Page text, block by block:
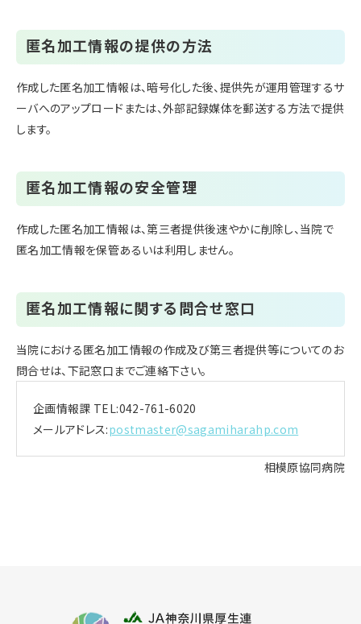
匿名加工情報の提供の方法
作成した匿名加工情報は、暗号化した後、提供先が運用管理するサ
ーバへのアップロードまたは、外部記録媒体を郵送する方法で提供
します。
匿名加工情報の安全管理
作成した匿名加工情報は、第三者提供後速やかに削除し、当院で
匿名加工情報を保管あるいは利用しません。
匿名加工情報に関する問合せ窓口
当院における匿名加工情報の作成及び第三者提供等についてのお
問合せは、下記窓口までご連絡下さい。
企画情報課 TEL:042-761-6020
メールアドレス:postmaster@sagamiharahp.com
相模原協同病院